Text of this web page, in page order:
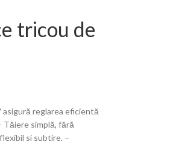
tricou de
reglarea eficientă
simplă, fără
si subtire. –